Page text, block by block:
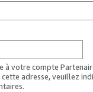
à votre compte
adresse, veuillez